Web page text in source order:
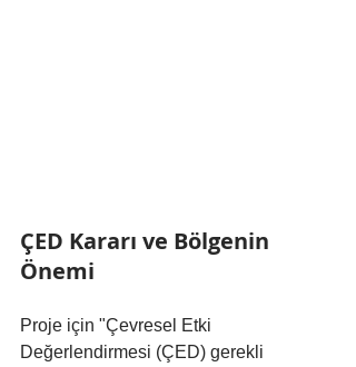
ÇED Kararı ve Bölgenin
Önemi
Proje için "Çevresel Etki
Değerlendirmesi (ÇED) gerekli